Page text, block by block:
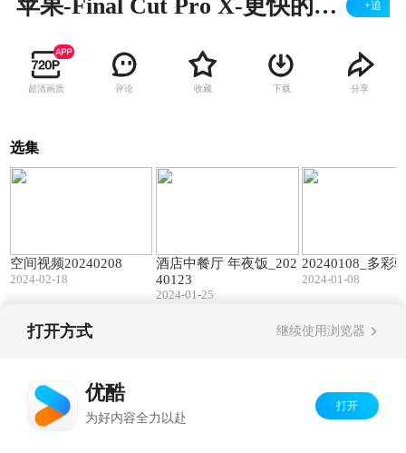
苹果-Final Cut Pro X-更快的剪辑方式_中文字幕002 +追
超清画质 评论 收藏 下载 分享
选集
空间视频20240208
2024-02-18
酒店中餐厅 年夜饭_202
40123
2024-01-25
20240108_多彩
2024-01-08
打开方式 继续使用浏览器
优酷
为好内容全力以赴
打开